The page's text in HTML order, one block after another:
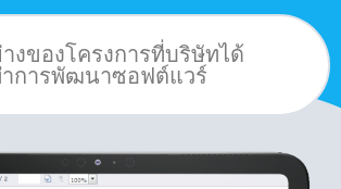
งของโครงการที่บริษัทได้
การพัฒนาซอฟต์แวร์